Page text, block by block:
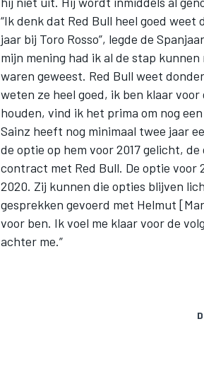
“Ik denk dat Red Bull heel goed
jaar bij Toro Rosso”, legde de
mijn mening had ik al de stap
waren geweest. Red Bull weet
weten ze heel goed, ik ben klaar
houden, vind ik het prima om nog
Sainz heeft nog minimaal twee jaar
de optie op hem voor 2017 gelicht,
contract met Red Bull. De optie voor
2020. Zij kunnen die opties blijven
gesprekken gevoerd met Helmut
voor ben. Ik voel me klaar voor de
achter me.”